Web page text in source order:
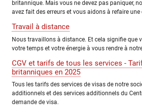
britannique. Mais vous ne devez pas paniquer,
avez fait des erreurs et vous aidons à refaire une
Travail à distance
Nous travaillons à distance. Et cela signifie que
votre temps et votre énergie à vous rendre à
CGV et tarifs de tous les services -
britanniques en 2025
Tous les tarifs des services de visas de notre
additionnels et des services additionnels du
demande de visa.